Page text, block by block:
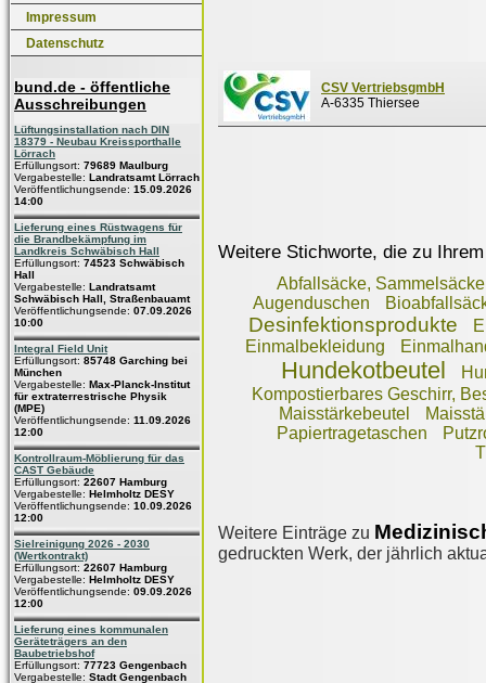
Impressum
Datenschutz
bund.de - öffentliche
Ausschreibungen
Lüftungsinstallation nach DIN
18379 - Neubau Kreissporthalle
Lörrach
Erfüllungsort: 79689 Maulburg
Vergabestelle: Landratsamt Lörrach
Veröffentlichungsende: 15.09.2026
14:00
Lieferung eines Rüstwagens für
die Brandbekämpfung im
Landkreis Schwäbisch Hall
Erfüllungsort: 74523 Schwäbisch
Hall
Vergabestelle: Landratsamt
Schwäbisch Hall, Straßenbauamt
Veröffentlichungsende: 07.09.2026
10:00
Integral Field Unit
Erfüllungsort: 85748 Garching bei
München
Vergabestelle: Max-Planck-Institut
für extraterrestrische Physik
(MPE)
Veröffentlichungsende: 11.09.2026
12:00
Kontrollraum-Möblierung für das
CAST Gebäude
Erfüllungsort: 22607 Hamburg
Vergabestelle: Helmholtz DESY
Veröffentlichungsende: 10.09.2026
12:00
Sielreinigung 2026 - 2030
(Wertkontrakt)
Erfüllungsort: 22607 Hamburg
Vergabestelle: Helmholtz DESY
Veröffentlichungsende: 09.09.2026
12:00
Lieferung eines kommunalen
Geräteträgers an den
Baubetriebshof
Erfüllungsort: 77723 Gengenbach
Vergabestelle: Stadt Gengenbach
CSV VertriebsgmbH
A-6335 Thiersee
Weitere Stichworte, die zu
Abfallsäcke,
Augenduschen
Desinfektionsprodukte
Einmalbekleidung
Hundekotbeutel
Kompostierbares Geschirr,
Maisstärkebeutel
Papiertragetaschen
Weitere Einträge zu
gedruckten Werk, der jährlich